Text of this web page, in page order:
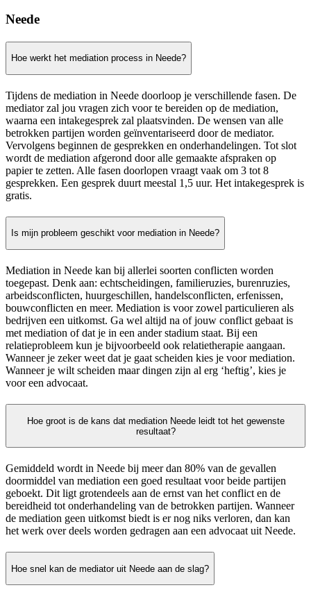
Neede
Hoe werkt het mediation process in Neede?
Tijdens de mediation in Neede doorloop je verschillende fasen. De
mediator zal jou vragen zich voor te bereiden op de mediation,
waarna een intakegesprek zal plaatsvinden. De wensen van alle
betrokken partijen worden geïnventariseerd door de mediator.
Vervolgens beginnen de gesprekken en onderhandelingen. Tot slot
wordt de mediation afgerond door alle gemaakte afspraken op
papier te zetten. Alle fasen doorlopen vraagt vaak om 3 tot 8
gesprekken. Een gesprek duurt meestal 1,5 uur. Het intakegesprek is
gratis.
Is mijn probleem geschikt voor mediation in Neede?
Mediation in Neede kan bij allerlei soorten conflicten worden
toegepast. Denk aan: echtscheidingen, familieruzies, burenruzies,
arbeidsconflicten, huurgeschillen, handelsconflicten, erfenissen,
bouwconflicten en meer. Mediation is voor zowel particulieren als
bedrijven een uitkomst. Ga wel altijd na of jouw conflict gebaat is
met mediation of dat je in een ander stadium staat. Bij een
relatieprobleem kun je bijvoorbeeld ook relatietherapie aangaan.
Wanneer je zeker weet dat je gaat scheiden kies je voor mediation.
Wanneer je wilt scheiden maar dingen zijn al erg ‘heftig’, kies je
voor een advocaat.
Hoe groot is de kans dat mediation Neede leidt tot het gewenste
resultaat?
Gemiddeld wordt in Neede bij meer dan 80% van de gevallen
doormiddel van mediation een goed resultaat voor beide partijen
geboekt. Dit ligt grotendeels aan de ernst van het conflict en de
bereidheid tot onderhandeling van de betrokken partijen. Wanneer
de mediation geen uitkomst biedt is er nog niks verloren, dan kan
het werk over deels worden gedragen aan een advocaat uit Neede.
Hoe snel kan de mediator uit Neede aan de slag?